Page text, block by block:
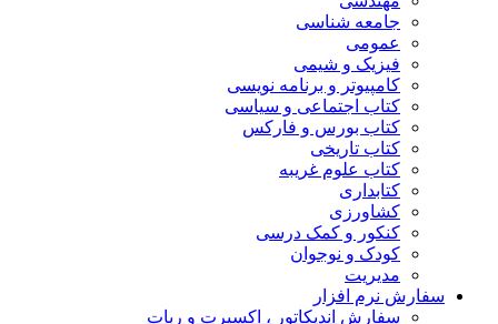
جامعه شناسی
عمومی
فیزیک و شیمی
کامپیوتر و برنامه نویسی
کتاب اجتماعی و سیاسی
کتاب بورس و فارکس
کتاب تاریخی
کتاب علوم غریبه
کتابداری
کشاورزی
کنکور و کمک‌ درسی
کودک و نوجوان
مدیریت
سفارش نرم افزار
سفارش اندیکاتور ، اکسپرت و ربات